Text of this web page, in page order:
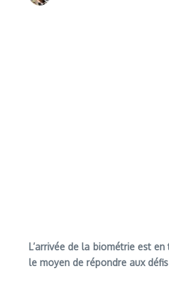
L’arrivée de la biométrie est
le moyen de répondre aux